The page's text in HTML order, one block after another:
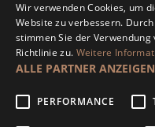
Unsere Communities
Wir verwenden Cookies, um
Website zu verbessern.
stimmen Sie der
Richtlinie zu. Weitere
ALLE PARTNER ANZEIGEN
PERFORMANCE